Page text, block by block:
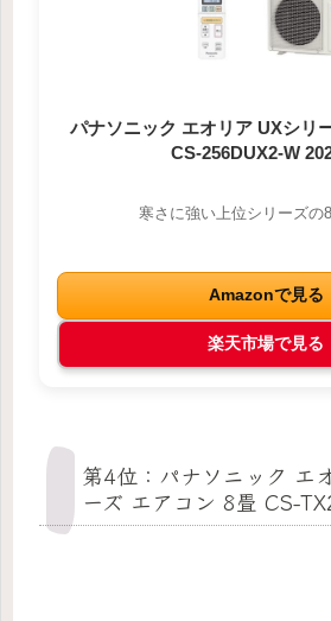
パナソニック エオリア UXシリ
CS-256DUX2-W
寒さに強い上位シリーズの
Amazonで見る
楽天市場で見る
第4位：パナソニック エ
ーズ エアコン 8畳 CS-